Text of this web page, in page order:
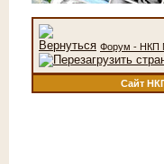
Форум - НКП
Сайт